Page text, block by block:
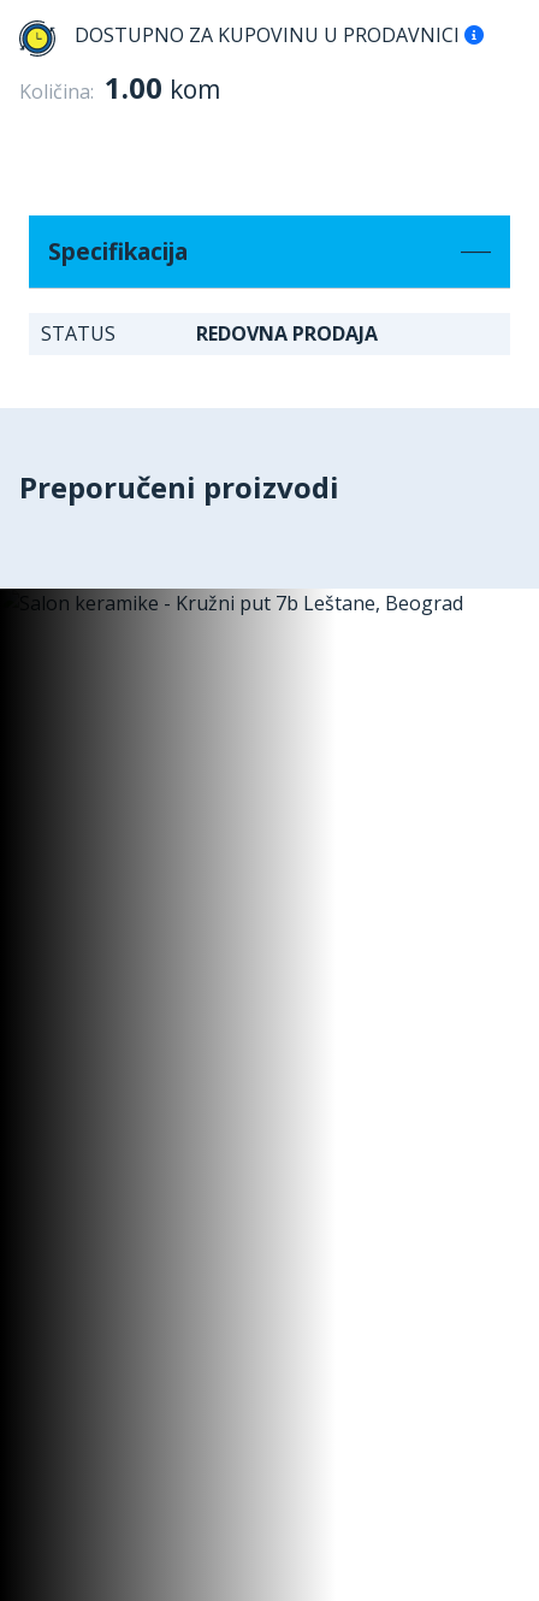
DOSTUPNO ZA KUPOVINU U PRODAVNICI
Količina: 1.00 kom
Specifikacija
STATUS REDOVNA PRODAJA
Preporučeni proizvodi